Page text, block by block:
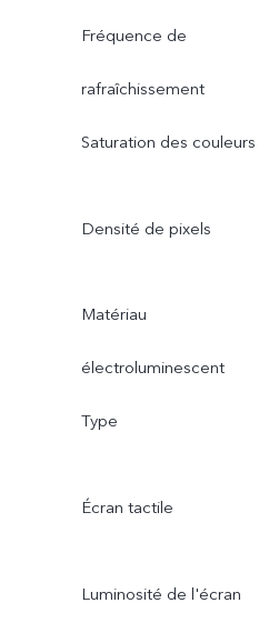
Fréquence de
rafraîchissement
Saturation des couleurs
Densité de pixels
Matériau
électroluminescent
Type
Écran tactile
Luminosité de l'écran